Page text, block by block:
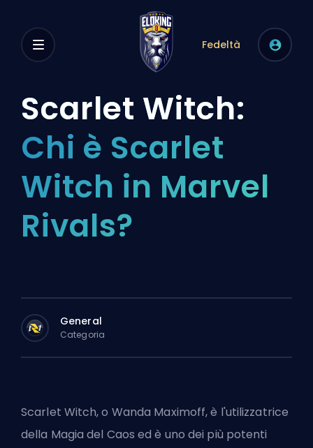
Fedeltà
Scarlet Witch:
Chi è Scarlet
Witch in Marvel
Rivals?
General
Categoria
Scarlet Witch, o Wanda Maximoff, è l'utilizzatrice
della Magia del Caos ed è uno dei più potenti